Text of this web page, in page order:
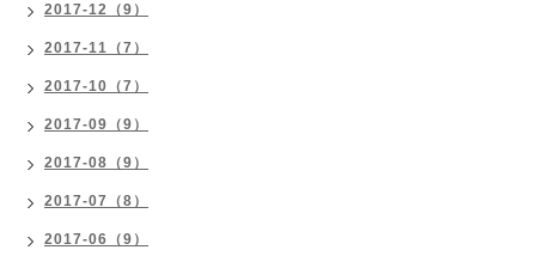
2017-12（9）
2017-11（7）
2017-10（7）
2017-09（9）
2017-08（9）
2017-07（8）
2017-06（9）